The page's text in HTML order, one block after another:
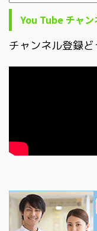
You Tube チャン
チャンネル登録